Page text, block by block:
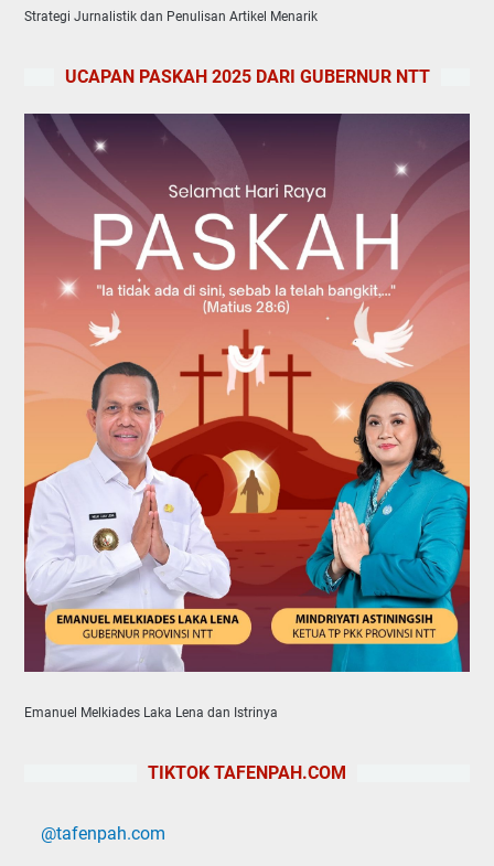
Strategi Jurnalistik dan Penulisan Artikel Menarik
UCAPAN PASKAH 2025 DARI GUBERNUR NTT
Emanuel Melkiades Laka Lena dan Istrinya
TIKTOK TAFENPAH.COM
@tafenpah.com